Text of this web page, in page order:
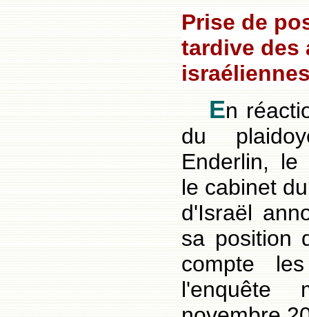
Prise de
tardive des
En
du
Enderlin,
le cabinet
d'Israël
sa position
compte
l'enquête